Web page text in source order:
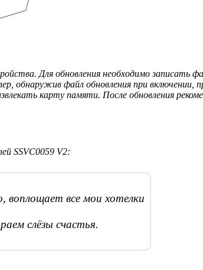
Для обновления необходимо
обнаружив файл обновления при
карту памяти. После обновления
SSVC0059 V2:
воплощает все мои хотелки
слёзы счастья.